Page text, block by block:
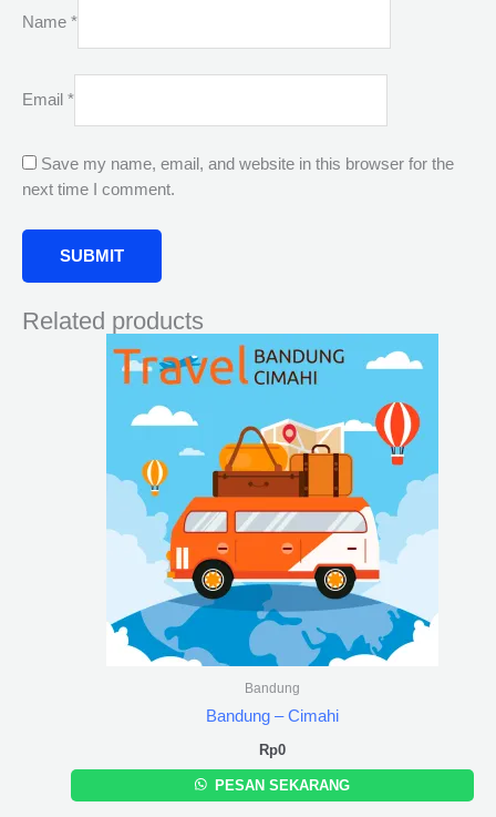
Name *
Email *
Save my name, email, and website in this browser for the
next time I comment.
Related products
Bandung
Bandung – Cimahi
Rp0
PESAN SEKARANG